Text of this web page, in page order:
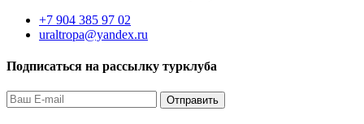
+7 904 385 97 02
uraltropa@yandex.ru
Подписаться на рассылку турклуба